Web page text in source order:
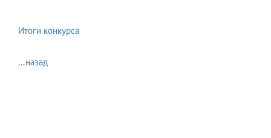
Итоги конкурса
...назад